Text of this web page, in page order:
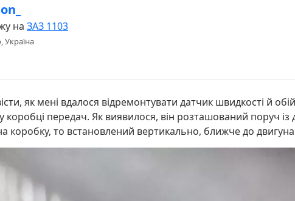
на ЗАЗ 1103
Україна
як мені вдалося відремонтувати датчик швидкості й
коробці передач. Як виявилося, він розташований поруч
коробку, то встановлений вертикально, ближче до